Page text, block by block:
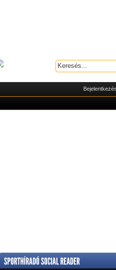
Bejelentkezés